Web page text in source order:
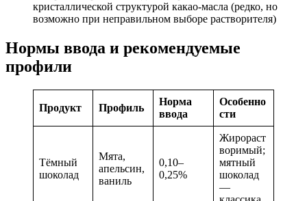
кристаллической структурой какао-масла (редко, но
возможно при неправильном выборе растворителя)
Нормы ввода и рекомендуемые
профили
Продукт Профиль
Норма
ввода
Особенно
сти
Тёмный
шоколад
Мята,
апельсин,
ваниль
0,10–
0,25%
Жирораст
воримый;
мятный
шоколад
—